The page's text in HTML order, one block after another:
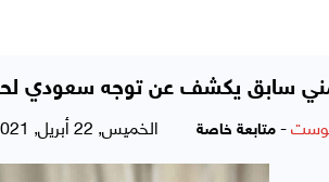
سابق يكشف عن توجه سعودي لحل
- متابعة خاصة الخميس, 22 أبريل, 2021 - 09:48 مساءً